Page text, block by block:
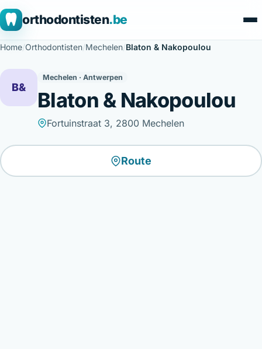
orthodontisten.be
Home/Orthodontisten/Mechelen/Blaton & Nakopoulou
B&
Mechelen · Antwerpen
Blaton & Nakopoulou
Fortuinstraat 3, 2800 Mechelen
Route